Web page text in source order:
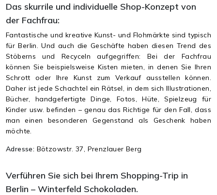
Das skurrile und individuelle Shop-Konzept von
der Fachfrau:
Fantastische und kreative Kunst- und Flohmärkte sind typisch
für Berlin. Und auch die Geschäfte haben diesen Trend des
Stöberns und Recyceln aufgegriffen: Bei der Fachfrau
können Sie beispielsweise Kisten mieten, in denen Sie Ihren
Schrott oder Ihre Kunst zum Verkauf ausstellen können.
Daher ist jede Schachtel ein Rätsel, in dem sich Illustrationen,
Bücher, handgefertigte Dinge, Fotos, Hüte, Spielzeug für
Kinder usw. befinden – genau das Richtige für den Fall, dass
man einen besonderen Gegenstand als Geschenk haben
möchte.
Adresse: Bötzowstr. 37, Prenzlauer Berg
Verführen Sie sich bei Ihrem Shopping-Trip in
Berlin – Winterfeld Schokoladen.